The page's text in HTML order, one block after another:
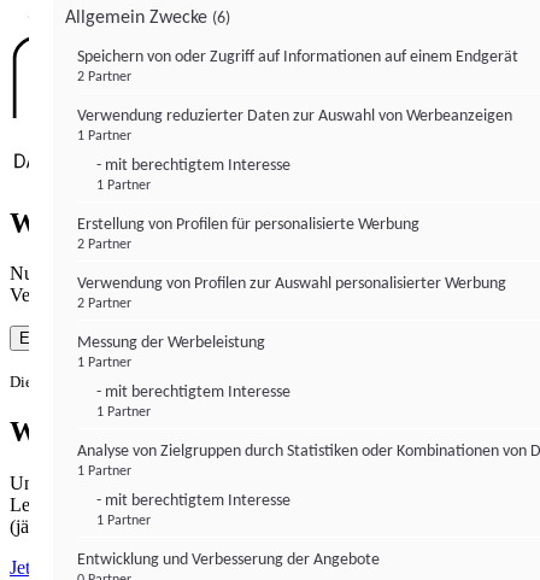
Wie gewohnt mit Werbung lesen
Nutzen Sie institutional-money.com mit Ihrer Zustimmung zur
Verwendung von Cookies für Webanalyse und Werbemaßnahmen.
Einverstanden
Die Zustimmung ist jederzeit widerrufbar.
Werbefrei lesen
Unabhängiger Journalismus hat seinen Preis.
Lesen Sie institutional-money.com PUR für 33,99€ pro Monat
(jährliche Abrechnung).
Jetzt abonnieren
Allgemein Zwecke (6)
Speichern von oder Zugriff auf Informationen auf einem Endgerät
2 Partner
Verwendung reduzierter Daten zur Auswahl von Werbeanzeigen
1 Partner
- mit berechtigtem Interesse
1 Partner
Erstellung von Profilen für personalisierte Werbung
2 Partner
Verwendung von Profilen zur Auswahl personalisierter Werbung
2 Partner
Messung der Werbeleistung
1 Partner
- mit berechtigtem Interesse
1 Partner
Analyse von Zielgruppen durch Statistiken oder Kombinationen von
1 Partner
- mit berechtigtem Interesse
1 Partner
Entwicklung und Verbesserung der Angebote